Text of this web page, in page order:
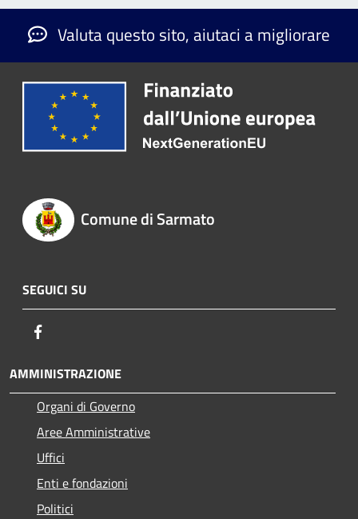
Valuta questo sito, aiutaci a migliorare
Comune di Sarmato
SEGUICI SU
AMMINISTRAZIONE
Organi di Governo
Aree Amministrative
Uffici
Enti e fondazioni
Politici